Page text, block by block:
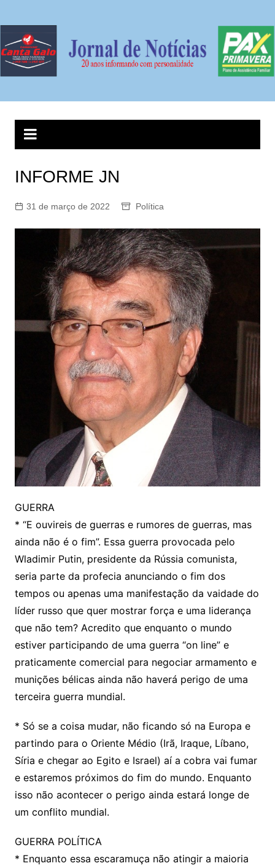
conteúdo
INFORME JN
31 de março de 2022 Política
GUERRA
* “E ouvireis de guerras e rumores de guerras, mas
ainda não é o fim”. Essa guerra provocada pelo
Wladimir Putin, presidente da Rússia comunista,
seria parte da profecia anunciando o fim dos
tempos ou apenas uma manifestação da vaidade do
líder russo que quer mostrar força e uma liderança
que não tem? Acredito que enquanto o mundo
estiver participando de uma guerra “on line” e
praticamente comercial para negociar armamento e
munições bélicas ainda não haverá perigo de uma
terceira guerra mundial.
* Só se a coisa mudar, não ficando só na Europa e
partindo para o Oriente Médio (Irã, Iraque, Líbano,
Síria e chegar ao Egito e Israel) aí a cobra vai fumar
e estaremos próximos do fim do mundo. Enquanto
isso não acontecer o perigo ainda estará longe de
um conflito mundial.
GUERRA POLÍTICA
* Enquanto essa escaramuça não atingir a maioria